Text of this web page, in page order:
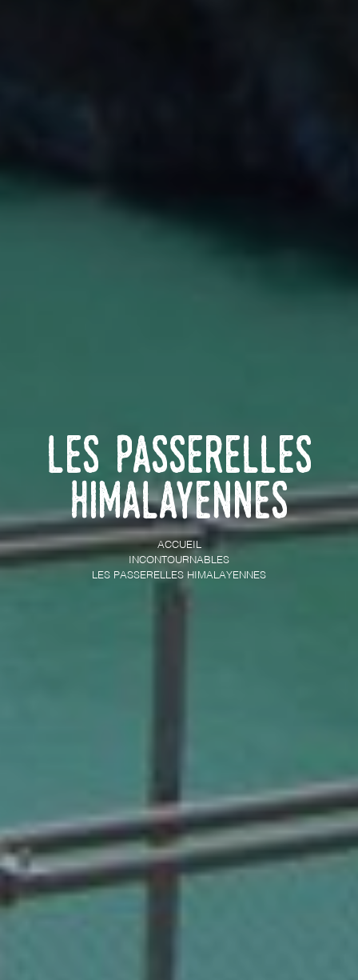
Les passerelles
himalayennes
ACCUEIL
INCONTOURNABLES
LES PASSERELLES HIMALAYENNES